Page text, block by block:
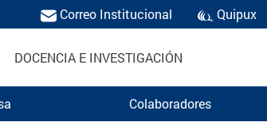
Correo Institucional Quipux
DOCENCIA E INVESTIGACIÓN
Colaboradores